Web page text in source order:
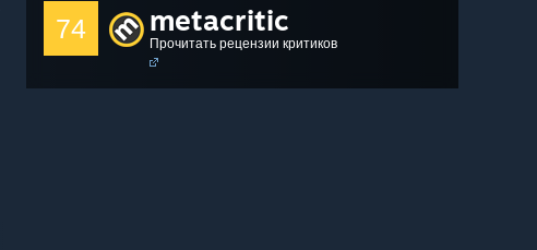
74 metacritic
Прочитать рецензии критиков